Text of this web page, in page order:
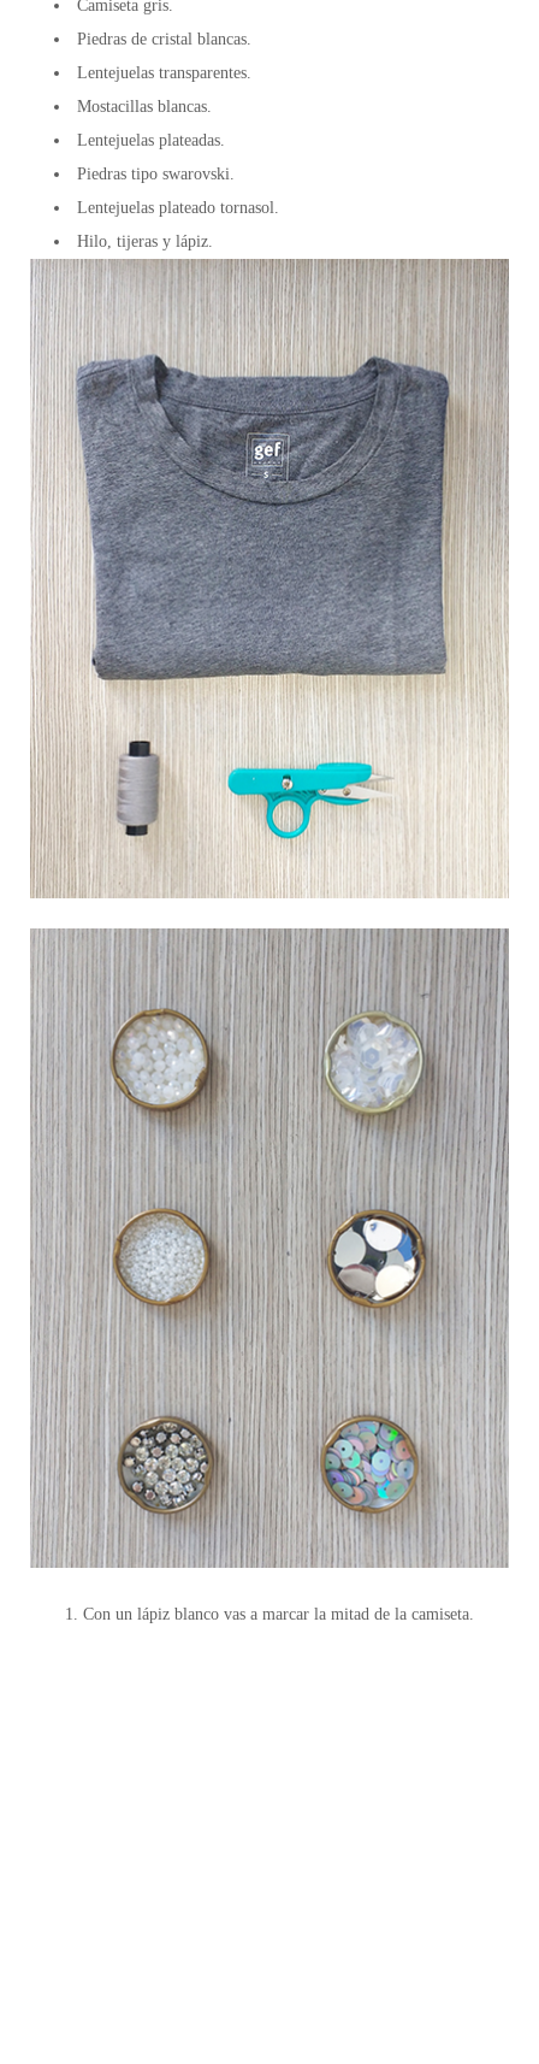
Camiseta gris.
Piedras de cristal blancas.
Lentejuelas transparentes.
Mostacillas blancas.
Lentejuelas plateadas.
Piedras tipo swarovski.
Lentejuelas plateado tornasol.
Hilo, tijeras y lápiz.
1. Con un lápiz blanco vas a marcar la mitad de la camiseta.